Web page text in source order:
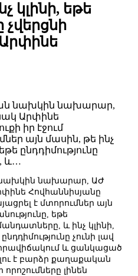
կլինի, եթե
չվերցնի
նախկին նախարար,
Արփինե
իր էջում
այն մասին, թե ինչ
ընդդիմությունը
և…
նախարար, ԱԺ
Հովհաննիսյանը
է մտորումներ այն
եթե
և ինչ կլինի,
չունի լավ
իրավիճակում և ցանկացած
է բարձր քաղաքական
լինեն